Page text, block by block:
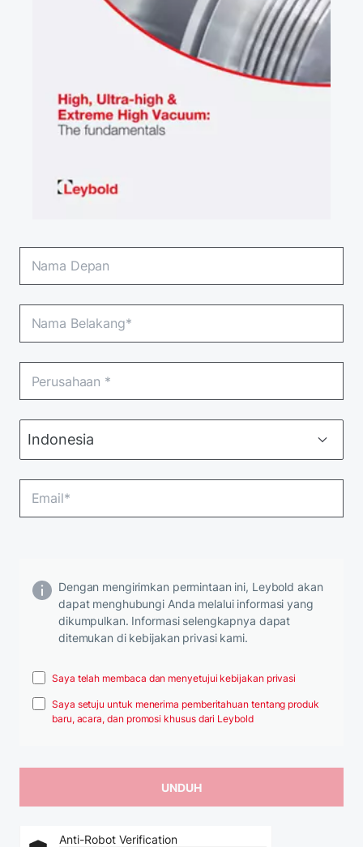
Dengan mengirimkan permintaan ini, Leybold akan
dapat menghubungi Anda melalui informasi yang
dikumpulkan. Informasi selengkapnya dapat
ditemukan di kebijakan privasi kami.
Saya telah membaca dan menyetujui kebijakan privasi
Saya setuju untuk menerima pemberitahuan tentang produk
baru, acara, dan promosi khusus dari Leybold
Anti-Robot Verification